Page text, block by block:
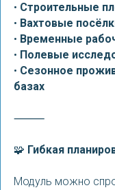
• Строительные
• Вахтовые
• Временные
• Полевые
• Сезонное
базах
⸻
🧩 Гибкая
Модуль можно